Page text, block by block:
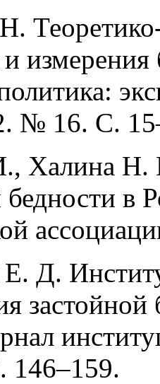
№ 16. С.
Халина Н.
бедности в
Д.
застойной